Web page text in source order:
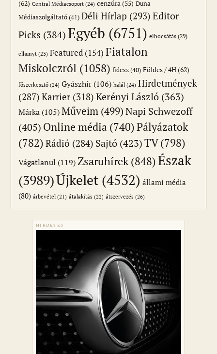
(62) Central Médiacsoport (24) cenzúra(55) Duna
Médiaszolgáltató(41) Déli Hírlap (293) Editor
Picks (384)Egyéb (6751) elbocsátás (29)
elhunyt (23) Featured (154) Fiatalon
Miskolczról (1058) fidesz(40) Földes / 4H(62)
főszerkesztő (24) Gyászhír (106) halál (24) Hirdetmények
(287) Karrier(318) Kerényi László (363)
Márka (105) Műveim (499)Napi Schwezoff
(405) Online média (740)Pályázatok
(782) Rádió (284) Sajtó (423)TV(798)
Vágatlanul (119)Zsaruhírek(848)Észak
(3989)Újkelet (4532) állami média
(80) árbevétel (21) átalakítás (22) átszervezés (26)
HIRDETÉS